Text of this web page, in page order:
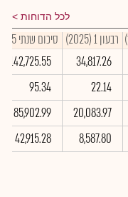
לכל הדוחות
רבעון 1 (2025)
סיכום שנתי 2025
34,817.26
142,725.55
22.14
95.34
20,083.97
85,902.99
8,587.80
42,915.28